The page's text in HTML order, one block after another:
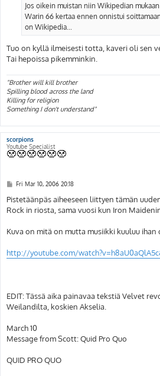
Jos oikein muistan niin Wikipedian
Warin 66 kertaa ennen onnistui
on Wikipedia...
Tuo on kyllä ilmeisesti totta, kaveri oli sen
Tai hepoissa pikemminkin.
"Brother will kill brother
Spilling blood across the land
Killing for religion
Something I don't understand"
scorpions
Youtube Specialist
P
s
Fri Mar 10, 2006 20:18
Pistetäänpäs aiheeseen liittyen tämän
Rock in riosta, sama vuosi kun Iron
Kuva on mitä on mutta musiikki kuuluu ihan
http://youtube.com/
EDIT: Tässä aika painavaa tekstiä Velvet
Weilandilta, koskien Akselia.
March 10
Message from Scott: Quid Pro Quo
QUID PRO QUO